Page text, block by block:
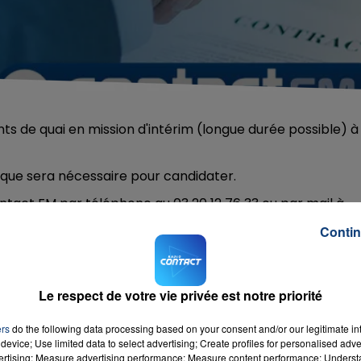
de quai en mission d'intérim (longue durée possible) à
sera nécessaire pour candidater.
FM par téléphone au 03 20 12 76 33 ou par mail à
The
RADIO CONTACT
Le respect de votre vie privée est notre priorité
do the following data processing based on your consent and/or our legitimate
Use limited data to select advertising; Create profiles for personalised
Measure advertising performance; Measure content performance;